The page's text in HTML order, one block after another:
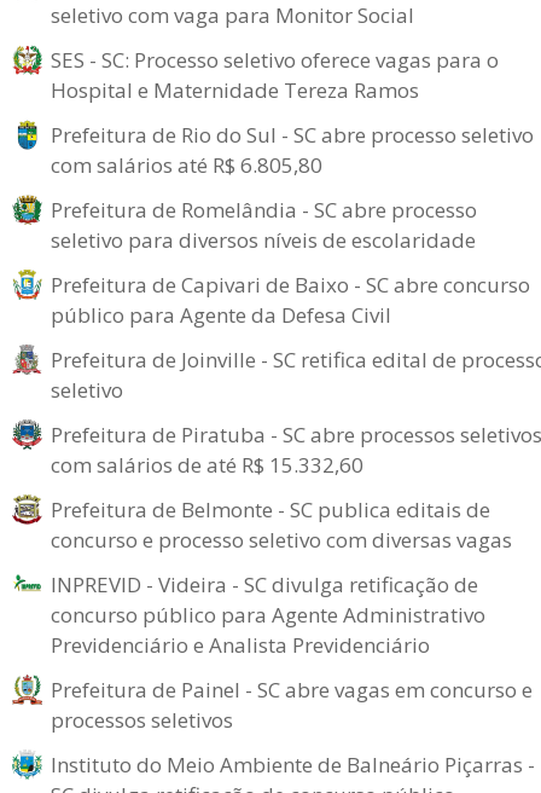
seletivo com vaga para Monitor Social
SES - SC: Processo seletivo oferece vagas para o
Hospital e Maternidade Tereza Ramos
Prefeitura de Rio do Sul - SC abre processo seletivo
com salários até R$ 6.805,80
Prefeitura de Romelândia - SC abre processo
seletivo para diversos níveis de escolaridade
Prefeitura de Capivari de Baixo - SC abre concurso
público para Agente da Defesa Civil
Prefeitura de Joinville - SC retifica edital de
seletivo
Prefeitura de Piratuba - SC abre processos seletivos
com salários de até R$ 15.332,60
Prefeitura de Belmonte - SC publica editais de
concurso e processo seletivo com diversas vagas
INPREVID - Videira - SC divulga retificação de
concurso público para Agente Administrativo
Previdenciário e Analista Previdenciário
Prefeitura de Painel - SC abre vagas em concurso e
processos seletivos
Instituto do Meio Ambiente de Balneário Piçarras -